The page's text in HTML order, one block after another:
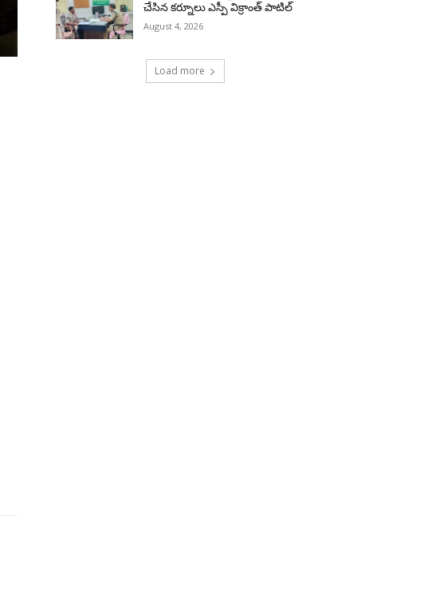
చేసిన కర్నూలు ఎస్పీ విక్రాంత్ పాటిల్
August 4, 2026
Load more